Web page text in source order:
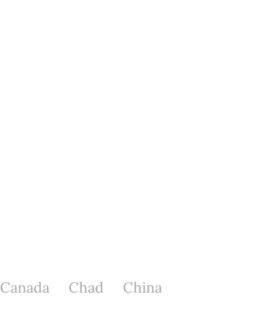
Canada Chad
China